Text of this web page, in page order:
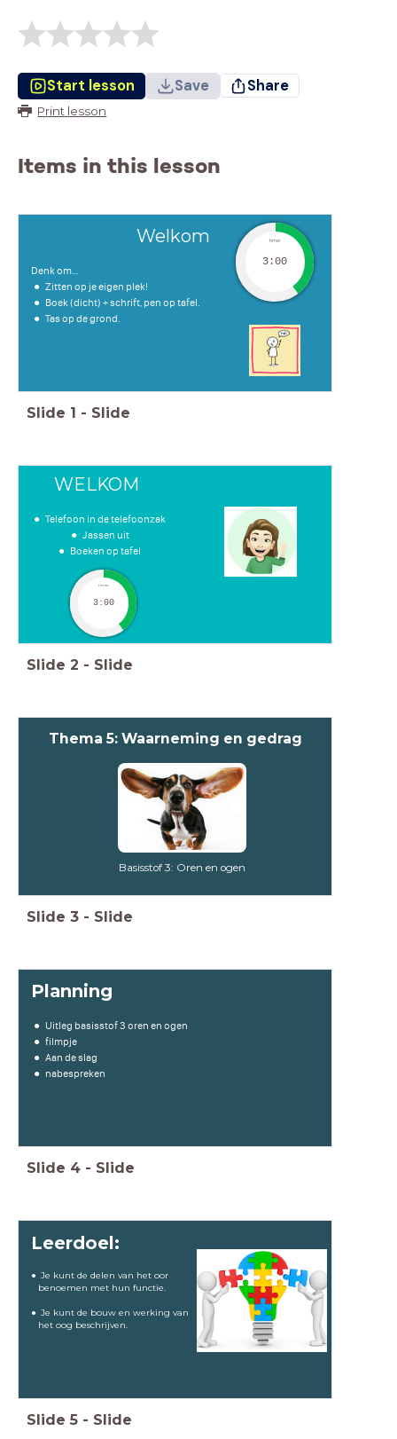
Start lesson Save Share
Print lesson
Items in this lesson
Welkom
Denk om…
Zitten op je eigen plek!
Boek (dicht) + schrift, pen op tafel.
Tas op de grond.
timer
3:00
Slide 1 - Slide
WELKOM
Telefoon in de telefoonzak
Jassen uit
Boeken op tafel
timer
3:00
Slide 2 - Slide
Thema 5: Waarneming en gedrag
Basisstof 3: Oren en ogen
Slide 3 - Slide
Planning
Uitleg basisstof 3 oren en ogen
filmpje
Aan de slag
nabespreken
Slide 4 - Slide
Leerdoel:
Je kunt de delen van het oor
benoemen met hun functie.
Je kunt de bouw en werking van
het oog beschrijven.
Slide 5 - Slide